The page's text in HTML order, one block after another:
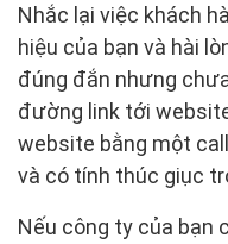
Nhắc lại việc khách
hiệu của bạn và hài
đúng đắn nhưng
đường link tới
website bằng một
và có tính thúc giục
Nếu công ty của bạn